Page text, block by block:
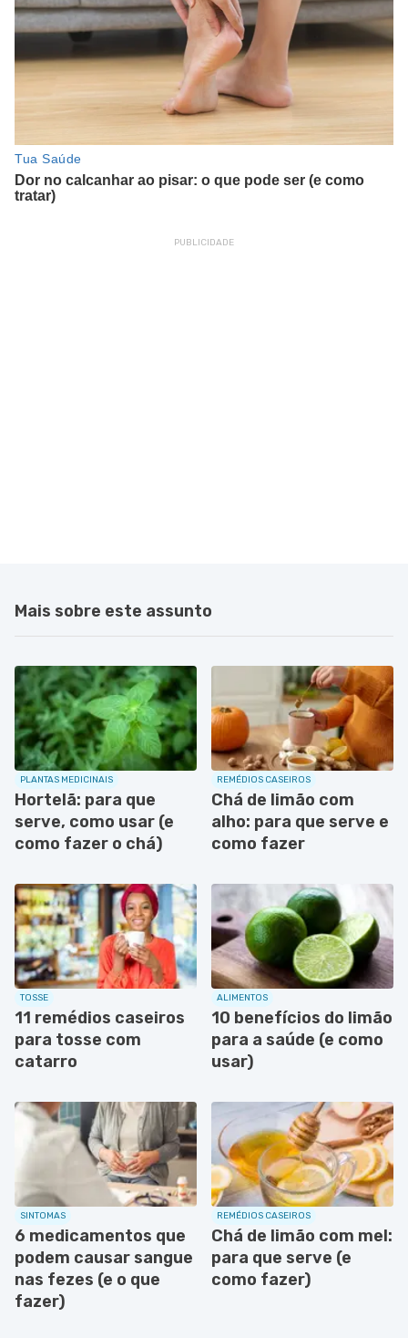
Mais sobre este assunto
PLANTAS MEDICINAIS
Hortelã: para que
serve, como usar (e
como fazer o chá)
REMÉDIOS CASEIROS
Chá de limão com
alho: para que serve e
como fazer
TOSSE
11 remédios caseiros
para tosse com
catarro
ALIMENTOS
10 benefícios do limão
para a saúde (e como
usar)
SINTOMAS
6 medicamentos que
podem causar sangue
nas fezes (e o que
fazer)
REMÉDIOS CASEIROS
Chá de limão com mel:
para que serve (e
como fazer)